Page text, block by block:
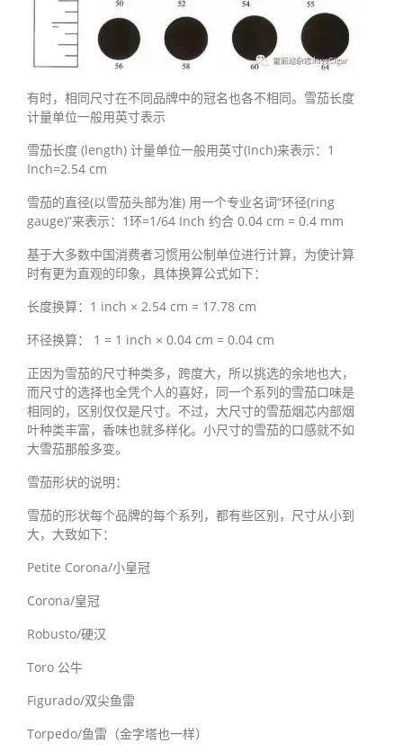
有时，相同尺寸在不同品牌中的冠名也各不相同。雪茄长度
计量单位一般用英寸表示
雪茄长度 (length) 计量单位一般用英寸(Inch)来表示：1
Inch=2.54 cm
雪茄的直径(以雪茄头部为准) 用一个专业名词“环径(ring
gauge)”来表示：1环=1/64 Inch 约合 0.04 cm = 0.4 mm
基于大多数中国消费者习惯用公制单位进行计算，为使计算
时有更为直观的印象，具体换算公式如下：
长度换算：1 inch × 2.54 cm = 17.78 cm
环径换算： 1 = 1 inch × 0.04 cm = 0.04 cm
正因为雪茄的尺寸种类多，跨度大，所以挑选的余地也大，
而尺寸的选择也全凭个人的喜好，同一个系列的雪茄口味是
相同的，区别仅仅是尺寸。不过，大尺寸的雪茄烟芯内部烟
叶种类丰富，香味也就多样化。小尺寸的雪茄的口感就不如
大雪茄那般多变。
雪茄形状的说明：
雪茄的形状每个品牌的每个系列，都有些区别，尺寸从小到
大，大致如下：
Petite Corona/小皇冠
Corona/皇冠
Robusto/硬汉
Toro 公牛
Figurado/双尖鱼雷
Torpedo/鱼雷（金字塔也一样）